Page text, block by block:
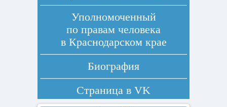
Уполномоченный
по правам человека
в Краснодарском крае
Биография
Страница в VK